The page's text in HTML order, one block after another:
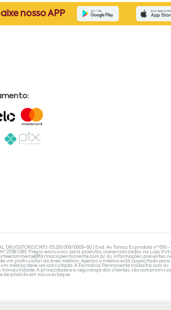
nosso APP
05.230.009/0009-60 | End: Av. Tomas Espindola nº 630 -
2558 OBS: Preços exclusivos para produtos comercializados na Loja
. As informações presentes
um profissional da área médica. Apenas o médico está capacitado para
médico deve ser consultado. A Farmácia Permanente trabalha com as
A privacidade e a segurança dos clientes são
produto em nosso estoque.